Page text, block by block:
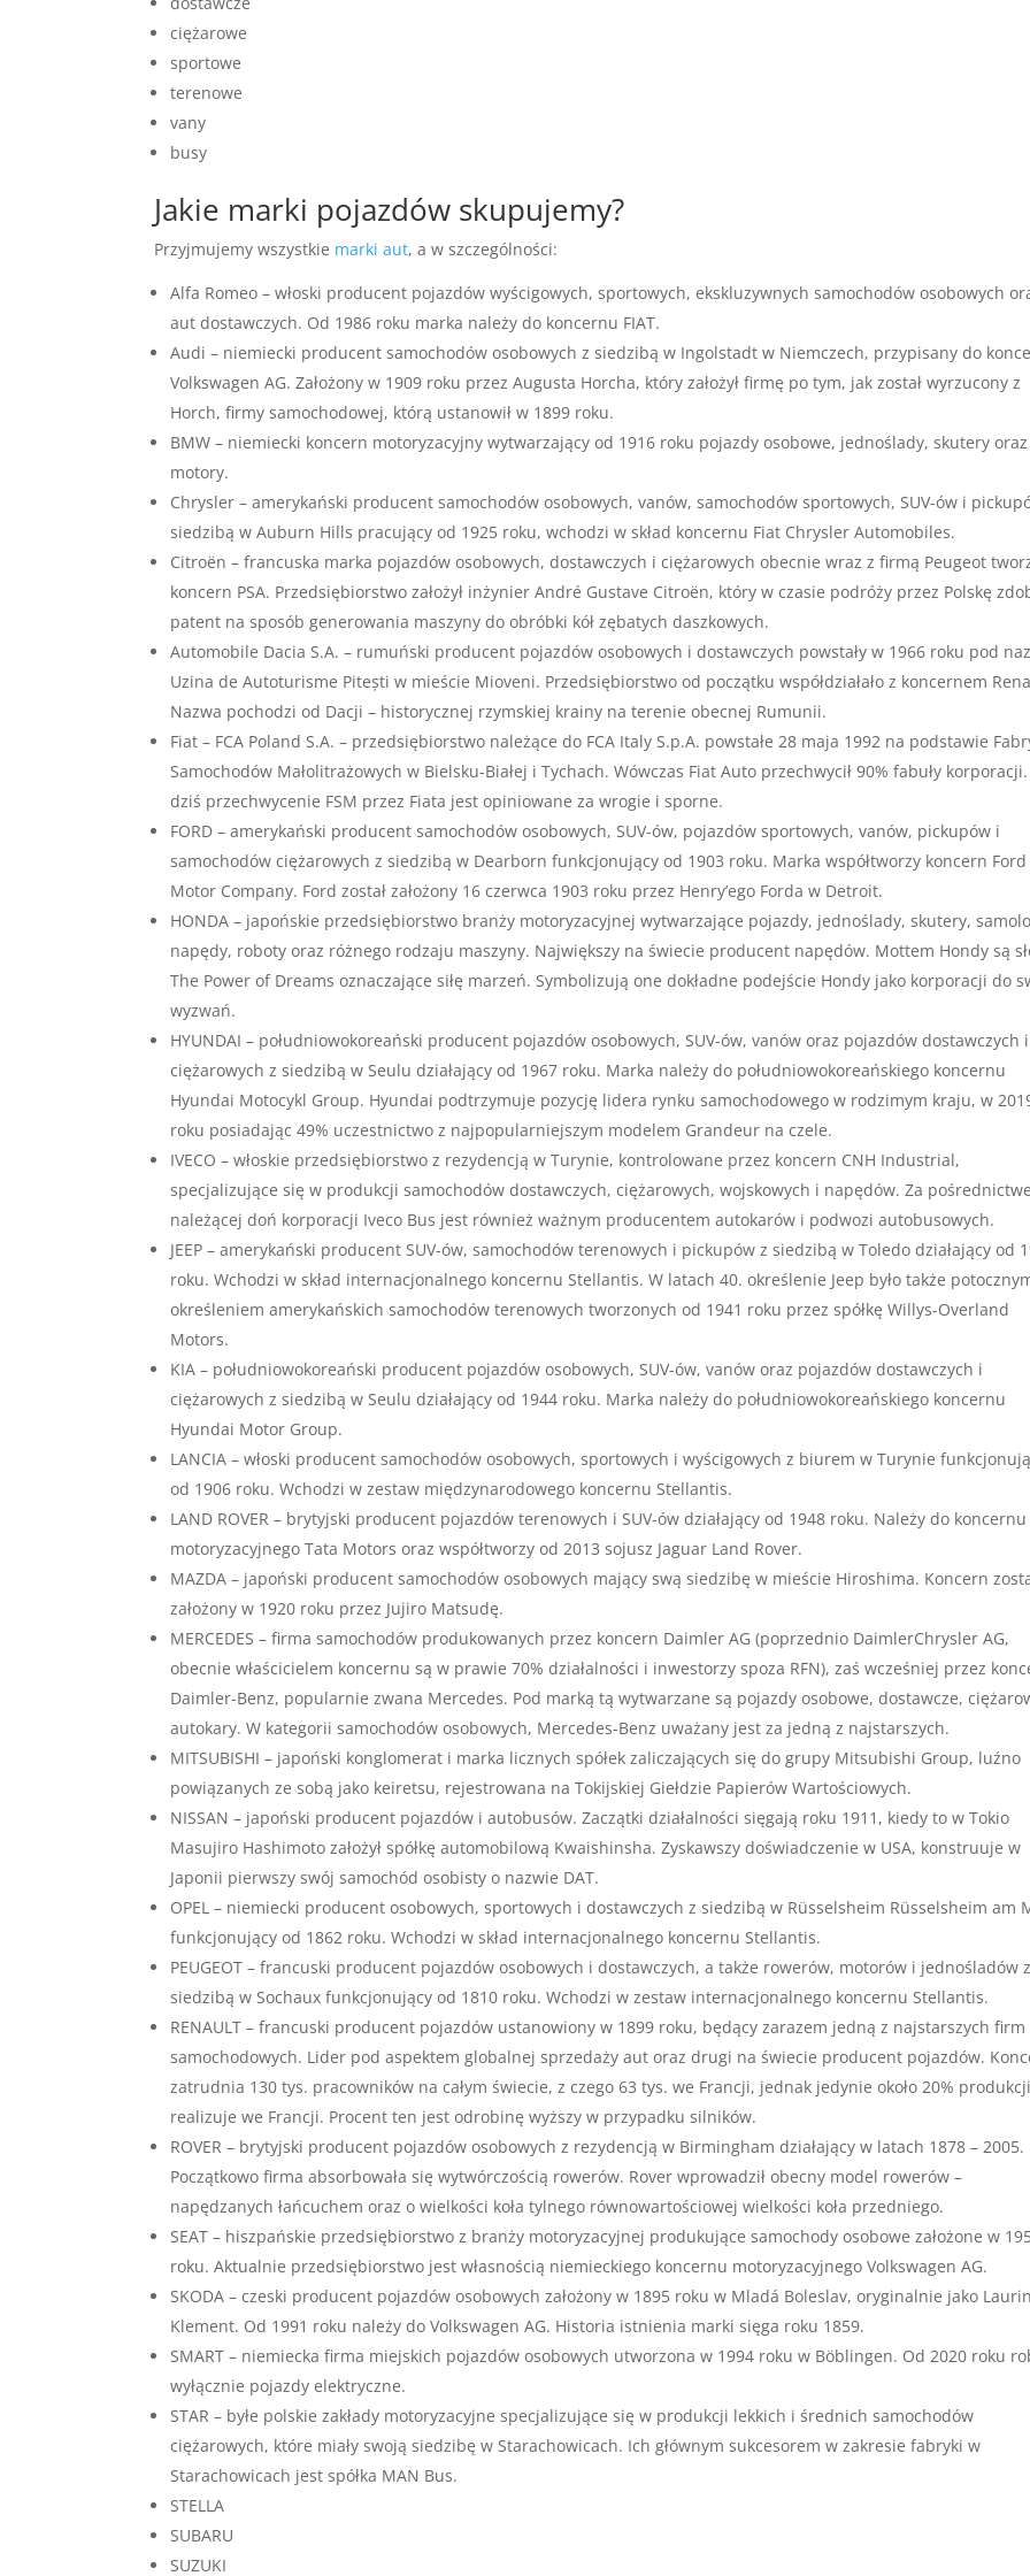
ciężarowe
sportowe
terenowe
vany
busy
Jakie marki pojazdów skupujemy?
Przyjmujemy wszystkie marki aut, a w szczególności:
Alfa Romeo – włoski producent pojazdów wyścigowych, sportowych, ekskluzywnych samochodów osobowych
aut dostawczych. Od 1986 roku marka należy do koncernu FIAT.
Audi – niemiecki producent samochodów osobowych z siedzibą w Ingolstadt w Niemczech, przypisany do
Volkswagen AG. Założony w 1909 roku przez Augusta Horcha, który założył firmę po tym, jak został wyrzucony z
Horch, firmy samochodowej, którą ustanowił w 1899 roku.
BMW – niemiecki koncern motoryzacyjny wytwarzający od 1916 roku pojazdy osobowe, jednoślady, skutery oraz
motory.
Chrysler – amerykański producent samochodów osobowych, vanów, samochodów sportowych, SUV-ów i
siedzibą w Auburn Hills pracujący od 1925 roku, wchodzi w skład koncernu Fiat Chrysler Automobiles.
Citroën – francuska marka pojazdów osobowych, dostawczych i ciężarowych obecnie wraz z firmą Peugeot
koncern PSA. Przedsiębiorstwo założył inżynier André Gustave Citroën, który w czasie podróży przez Polskę
patent na sposób generowania maszyny do obróbki kół zębatych daszkowych.
Automobile Dacia S.A. – rumuński producent pojazdów osobowych i dostawczych powstały w 1966 roku pod
Uzina de Autoturisme Pitești w mieście Mioveni. Przedsiębiorstwo od początku współdziałało z koncernem
Nazwa pochodzi od Dacji – historycznej rzymskiej krainy na terenie obecnej Rumunii.
Fiat – FCA Poland S.A. – przedsiębiorstwo należące do FCA Italy S.p.A. powstałe 28 maja 1992 na podstawie
Samochodów Małolitrażowych w Bielsku-Białej i Tychach. Wówczas Fiat Auto przechwycił 90% fabuły
dziś przechwycenie FSM przez Fiata jest opiniowane za wrogie i sporne.
FORD – amerykański producent samochodów osobowych, SUV-ów, pojazdów sportowych, vanów, pickupów i
samochodów ciężarowych z siedzibą w Dearborn funkcjonujący od 1903 roku. Marka współtworzy koncern Ford
Motor Company. Ford został założony 16 czerwca 1903 roku przez Henry’ego Forda w Detroit.
HONDA – japońskie przedsiębiorstwo branży motoryzacyjnej wytwarzające pojazdy, jednoślady, skutery,
napędy, roboty oraz różnego rodzaju maszyny. Największy na świecie producent napędów. Mottem Hondy są
The Power of Dreams oznaczające siłę marzeń. Symbolizują one dokładne podejście Hondy jako korporacji do
wyzwań.
HYUNDAI – południowokoreański producent pojazdów osobowych, SUV-ów, vanów oraz pojazdów dostawczych i
ciężarowych z siedzibą w Seulu działający od 1967 roku. Marka należy do południowokoreańskiego koncernu
Hyundai Motocykl Group. Hyundai podtrzymuje pozycję lidera rynku samochodowego w rodzimym kraju, w
roku posiadając 49% uczestnictwo z najpopularniejszym modelem Grandeur na czele.
IVECO – włoskie przedsiębiorstwo z rezydencją w Turynie, kontrolowane przez koncern CNH Industrial,
specjalizujące się w produkcji samochodów dostawczych, ciężarowych, wojskowych i napędów. Za
należącej doń korporacji Iveco Bus jest również ważnym producentem autokarów i podwozi autobusowych.
JEEP – amerykański producent SUV-ów, samochodów terenowych i pickupów z siedzibą w Toledo działający od
roku. Wchodzi w skład internacjonalnego koncernu Stellantis. W latach 40. określenie Jeep było także
określeniem amerykańskich samochodów terenowych tworzonych od 1941 roku przez spółkę Willys-Overland
Motors.
KIA – południowokoreański producent pojazdów osobowych, SUV-ów, vanów oraz pojazdów dostawczych i
ciężarowych z siedzibą w Seulu działający od 1944 roku. Marka należy do południowokoreańskiego koncernu
Hyundai Motor Group.
LANCIA – włoski producent samochodów osobowych, sportowych i wyścigowych z biurem w Turynie
od 1906 roku. Wchodzi w zestaw międzynarodowego koncernu Stellantis.
LAND ROVER – brytyjski producent pojazdów terenowych i SUV-ów działający od 1948 roku. Należy do koncernu
motoryzacyjnego Tata Motors oraz współtworzy od 2013 sojusz Jaguar Land Rover.
MAZDA – japoński producent samochodów osobowych mający swą siedzibę w mieście Hiroshima. Koncern
założony w 1920 roku przez Jujiro Matsudę.
MERCEDES – firma samochodów produkowanych przez koncern Daimler AG (poprzednio DaimlerChrysler AG,
obecnie właścicielem koncernu są w prawie 70% działalności i inwestorzy spoza RFN), zaś wcześniej przez
Daimler-Benz, popularnie zwana Mercedes. Pod marką tą wytwarzane są pojazdy osobowe, dostawcze,
autokary. W kategorii samochodów osobowych, Mercedes-Benz uważany jest za jedną z najstarszych.
MITSUBISHI – japoński konglomerat i marka licznych spółek zaliczających się do grupy Mitsubishi Group, luźno
powiązanych ze sobą jako keiretsu, rejestrowana na Tokijskiej Giełdzie Papierów Wartościowych.
NISSAN – japoński producent pojazdów i autobusów. Zaczątki działalności sięgają roku 1911, kiedy to w Tokio
Masujiro Hashimoto założył spółkę automobilową Kwaishinsha. Zyskawszy doświadczenie w USA, konstruuje w
Japonii pierwszy swój samochód osobisty o nazwie DAT.
OPEL – niemiecki producent osobowych, sportowych i dostawczych z siedzibą w Rüsselsheim Rüsselsheim am
funkcjonujący od 1862 roku. Wchodzi w skład internacjonalnego koncernu Stellantis.
PEUGEOT – francuski producent pojazdów osobowych i dostawczych, a także rowerów, motorów i jednośladów z
siedzibą w Sochaux funkcjonujący od 1810 roku. Wchodzi w zestaw internacjonalnego koncernu Stellantis.
RENAULT – francuski producent pojazdów ustanowiony w 1899 roku, będący zarazem jedną z najstarszych firm
samochodowych. Lider pod aspektem globalnej sprzedaży aut oraz drugi na świecie producent pojazdów.
zatrudnia 130 tys. pracowników na całym świecie, z czego 63 tys. we Francji, jednak jedynie około 20% produkcji
realizuje we Francji. Procent ten jest odrobinę wyższy w przypadku silników.
ROVER – brytyjski producent pojazdów osobowych z rezydencją w Birmingham działający w latach 1878 – 2005.
Początkowo firma absorbowała się wytwórczością rowerów. Rover wprowadził obecny model rowerów –
napędzanych łańcuchem oraz o wielkości koła tylnego równowartościowej wielkości koła przedniego.
SEAT – hiszpańskie przedsiębiorstwo z branży motoryzacyjnej produkujące samochody osobowe założone w
roku. Aktualnie przedsiębiorstwo jest własnością niemieckiego koncernu motoryzacyjnego Volkswagen AG.
SKODA – czeski producent pojazdów osobowych założony w 1895 roku w Mladá Boleslav, oryginalnie jako
Klement. Od 1991 roku należy do Volkswagen AG. Historia istnienia marki sięga roku 1859.
SMART – niemiecka firma miejskich pojazdów osobowych utworzona w 1994 roku w Böblingen. Od 2020 roku
wyłącznie pojazdy elektryczne.
STAR – byłe polskie zakłady motoryzacyjne specjalizujące się w produkcji lekkich i średnich samochodów
ciężarowych, które miały swoją siedzibę w Starachowicach. Ich głównym sukcesorem w zakresie fabryki w
Starachowicach jest spółka MAN Bus.
STELLA
SUBARU
SUZUKI